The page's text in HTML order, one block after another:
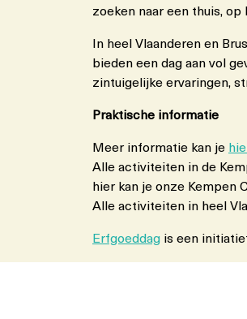
zoeken naar een thuis,
In heel Vlaanderen en
bieden een dag aan vol
zintuigelijke ervaringen,
Praktische informatie
Meer informatie kan je
Alle activiteiten in de
hier kan je onze Kempen
Alle activiteiten in heel
Erfgoeddag is een